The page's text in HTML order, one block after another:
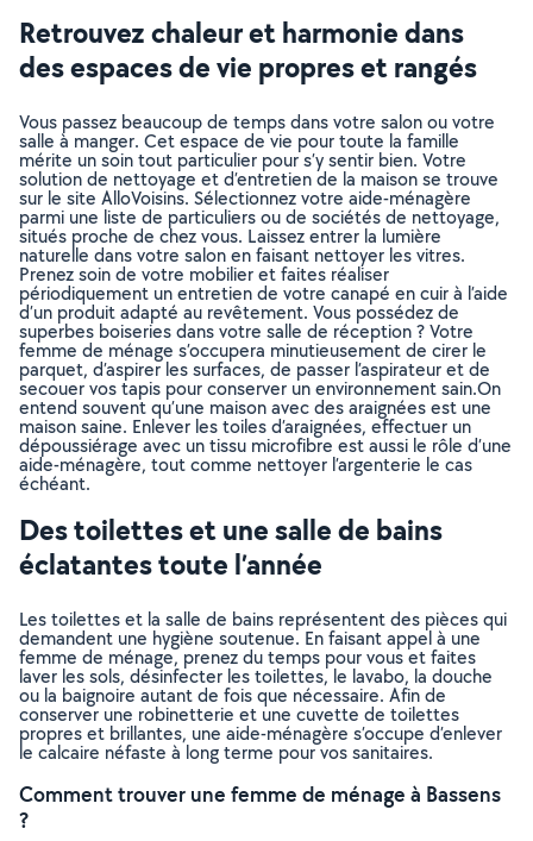
Retrouvez chaleur et harmonie dans
des espaces de vie propres et rangés
Vous passez beaucoup de temps dans votre salon ou votre
salle à manger. Cet espace de vie pour toute la famille
mérite un soin tout particulier pour s’y sentir bien. Votre
solution de nettoyage et d’entretien de la maison se trouve
sur le site AlloVoisins. Sélectionnez votre aide-ménagère
parmi une liste de particuliers ou de sociétés de nettoyage,
situés proche de chez vous. Laissez entrer la lumière
naturelle dans votre salon en faisant nettoyer les vitres.
Prenez soin de votre mobilier et faites réaliser
périodiquement un entretien de votre canapé en cuir à l’aide
d’un produit adapté au revêtement. Vous possédez de
superbes boiseries dans votre salle de réception ? Votre
femme de ménage s’occupera minutieusement de cirer le
parquet, d’aspirer les surfaces, de passer l’aspirateur et de
secouer vos tapis pour conserver un environnement sain.On
entend souvent qu’une maison avec des araignées est une
maison saine. Enlever les toiles d’araignées, effectuer un
dépoussiérage avec un tissu microfibre est aussi le rôle d’une
aide-ménagère, tout comme nettoyer l’argenterie le cas
échéant.
Des toilettes et une salle de bains
éclatantes toute l’année
Les toilettes et la salle de bains représentent des pièces qui
demandent une hygiène soutenue. En faisant appel à une
femme de ménage, prenez du temps pour vous et faites
laver les sols, désinfecter les toilettes, le lavabo, la douche
ou la baignoire autant de fois que nécessaire. Afin de
conserver une robinetterie et une cuvette de toilettes
propres et brillantes, une aide-ménagère s’occupe d’enlever
le calcaire néfaste à long terme pour vos sanitaires.
Comment trouver une femme de ménage à Bassens
?